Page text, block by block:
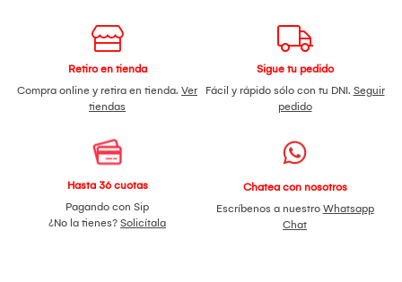
Retiro en tienda
Compra online y retira en tienda. Ver
tiendas
Sigue tu pedido
Fácil y rápido sólo con tu DNI. Seguir
pedido
Hasta 36 cuotas
Pagando con Sip
¿No la tienes? Solicítala
Chatea con nosotros
Escríbenos a nuestro Whatsapp
Chat